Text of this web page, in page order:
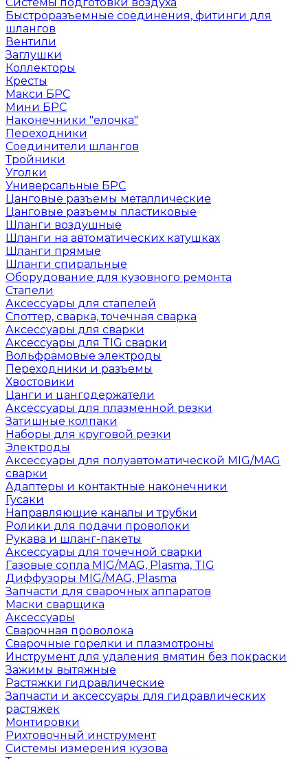
Быстроразъемные соединения, фитинги для
шлангов
Вентили
Заглушки
Коллекторы
Кресты
Макси БРС
Мини БРС
Наконечники "елочка"
Переходники
Соединители шлангов
Тройники
Уголки
Универсальные БРС
Цанговые разъемы металлические
Цанговые разъемы пластиковые
Шланги воздушные
Шланги на автоматических катушках
Шланги прямые
Шланги спиральные
Оборудование для кузовного ремонта
Стапели
Аксессуары для стапелей
Споттер, сварка, точечная сварка
Аксессуары для сварки
Аксессуары для TIG сварки
Вольфрамовые электроды
Переходники и разъемы
Хвостовики
Цанги и цангодержатели
Аксессуары для плазменной резки
Затишные колпаки
Наборы для круговой резки
Электроды
Аксессуары для полуавтоматической MIG/MAG
сварки
Адаптеры и контактные наконечники
Гусаки
Направляющие каналы и трубки
Ролики для подачи проволоки
Рукава и шланг-пакеты
Аксессуары для точечной сварки
Газовые сопла MIG/MAG, Plasma, TIG
Диффузоры MIG/MAG, Plasma
Запчасти для сварочных аппаратов
Маски сварщика
Аксессуары
Сварочная проволока
Сварочные горелки и плазмотроны
Инструмент для удаления вмятин без покраски
Зажимы вытяжные
Растяжки гидравлические
Запчасти и аксессуары для гидравлических
растяжек
Монтировки
Рихтовочный инструмент
Системы измерения кузова